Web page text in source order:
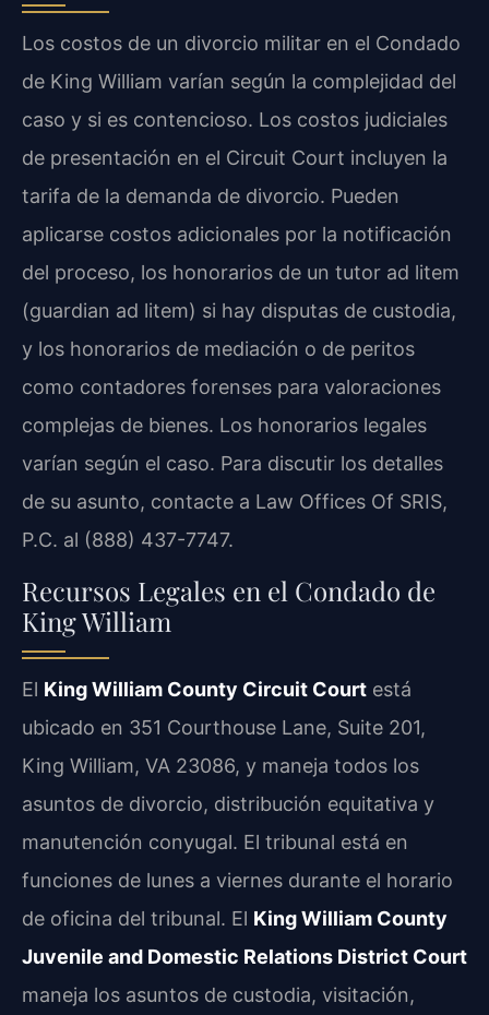
Los costos de un divorcio militar en el Condado
de King William varían según la complejidad del
caso y si es contencioso. Los costos judiciales
de presentación en el Circuit Court incluyen la
tarifa de la demanda de divorcio. Pueden
aplicarse costos adicionales por la notificación
del proceso, los honorarios de un tutor ad litem
(guardian ad litem) si hay disputas de custodia,
y los honorarios de mediación o de peritos
como contadores forenses para valoraciones
complejas de bienes. Los honorarios legales
varían según el caso. Para discutir los detalles
de su asunto, contacte a Law Offices Of SRIS,
P.C. al (888) 437-7747.
Recursos Legales en el Condado de
King William
El King William County Circuit Court está
ubicado en 351 Courthouse Lane, Suite 201,
King William, VA 23086, y maneja todos los
asuntos de divorcio, distribución equitativa y
manutención conyugal. El tribunal está en
funciones de lunes a viernes durante el horario
de oficina del tribunal. El King William County
Juvenile and Domestic Relations District Court
maneja los asuntos de custodia, visitación,